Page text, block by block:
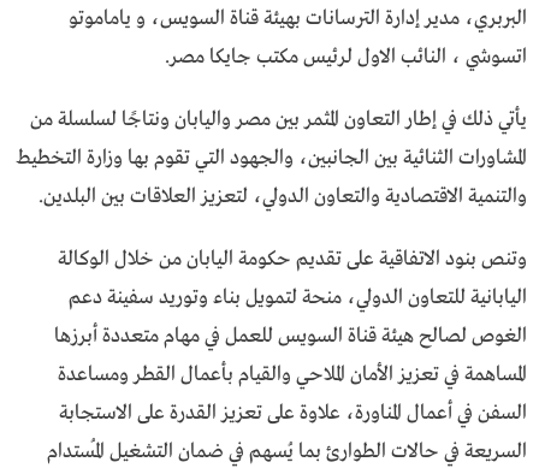
البربري، مدير إدارة الترسانات بهيئة قناة السويس، و ياماموتو
اتسوشي ، النائب الاول لرئيس مكتب جايكا مصر.
يأتي ذلك في إطار التعاون المثمر بين مصر واليابان ونتاجًا لسلسلة من
المشاورات الثنائية بين الجانبين، والجهود التي تقوم بها وزارة التخطيط
والتنمية الاقتصادية والتعاون الدولي، لتعزيز العلاقات بين البلدين.
وتنص بنود الاتفاقية على تقديم حكومة اليابان من خلال الوكالة
اليابانية للتعاون الدولي، منحة لتمويل بناء وتوريد سفينة دعم
الغوص لصالح هيئة قناة السويس للعمل في مهام متعددة أبرزها
المساهمة في تعزيز الأمان الملاحي والقيام بأعمال القطر ومساعدة
السفن في أعمال المناورة، علاوة على تعزيز القدرة على الاستجابة
السريعة في حالات الطوارئ بما يُسهم في ضمان التشغيل المُستدام